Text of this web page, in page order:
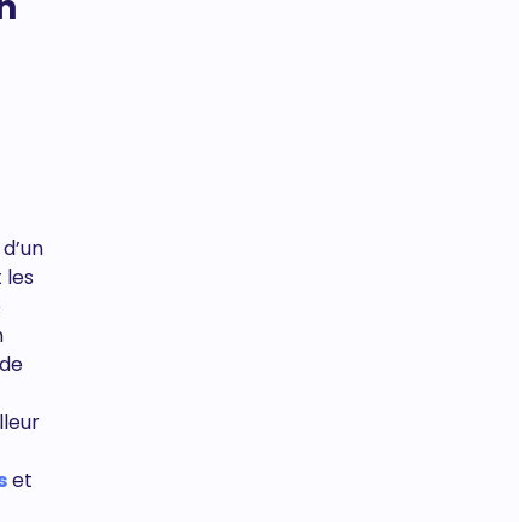
les
et